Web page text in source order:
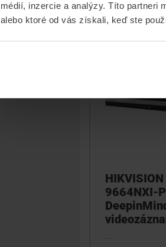
médií, inzercie a analýzy. Títo partneri
alebo ktoré od vás získali, keď ste
9664NXI-
...